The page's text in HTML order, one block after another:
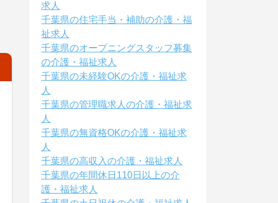
求人
千葉県の住宅手当・補助の介護・福
祉求人
千葉県のオープニングスタッフ募集
の介護・福祉求人
千葉県の未経験OKの介護・福祉求
人
千葉県の管理職求人の介護・福祉求
人
千葉県の無資格OKの介護・福祉求
人
千葉県の高収入の介護・福祉求人
千葉県の年間休日110日以上の介
護・福祉求人